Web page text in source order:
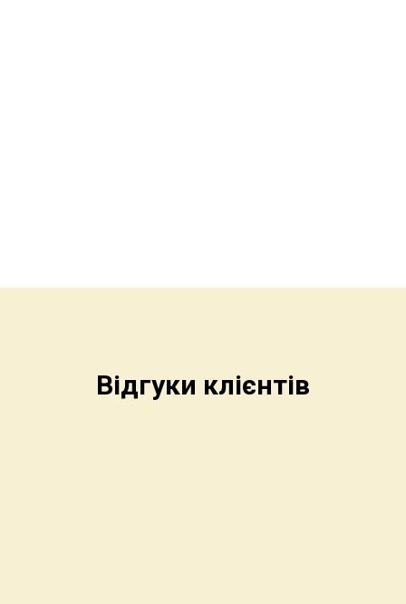
Відгуки клієнтів